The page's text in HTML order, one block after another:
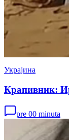
Украјина
Крапивник:
pre 00 minuta